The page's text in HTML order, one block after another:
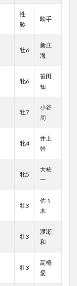
性
齢
騎手
牡6
新庄
海
牝6
笹田
知
牡7
小谷
周
牝4
井上
幹
牝5
大柿
一
牡3
佐々
木
牡3
渡瀬
和
牡3
高橋
愛